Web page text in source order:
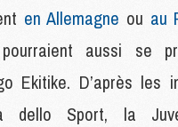
en Allemagne ou au
aussi se
Ekitike. D’après les
dello Sport, la